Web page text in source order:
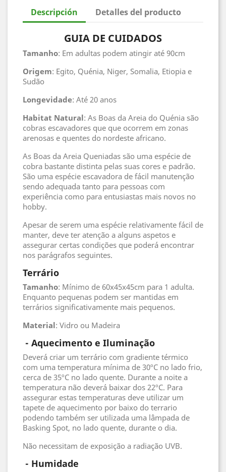
Descripción Detalles del producto
GUIA DE CUIDADOS
Tamanho: Em adultas podem atingir até 90cm
Origem: Egito, Quénia, Niger, Somalia, Etiopia e
Sudão
Longevidade: Até 20 anos
Habitat Natural: As Boas da Areia do Quénia são
cobras escavadores que que ocorrem em zonas
arenosas e quentes do nordeste africano.
As Boas da Areia Queniadas são uma espécie de
cobra bastante distinta pelas suas cores e padrão.
São uma espécie escavadora de fácil manutenção
sendo adequada tanto para pessoas com
experiência como para entusiastas mais novos no
hobby.
Apesar de serem uma espécie relativamente fácil de
manter, deve ter atenção a alguns aspetos e
assegurar certas condições que poderá encontrar
nos parágrafos seguintes.
Terrário
Tamanho: Mínimo de 60x45x45cm para 1 adulta.
Enquanto pequenas podem ser mantidas em
terrários significativamente mais pequenos.
Material: Vidro ou Madeira
- Aquecimento e Iluminação
Deverá criar um terrário com gradiente térmico
com uma temperatura mínima de 30ºC no lado frio,
cerca de 35ºC no lado quente. Durante a noite a
temperatura não deverá baixar dos 22ºC. Para
assegurar estas temperaturas deve utilizar um
tapete de aquecimento por baixo do terrario
podendo também ser utilizada uma lâmpada de
Basking Spot, no lado quente, durante o dia.
Não necessitam de exposição a radiação UVB.
- Humidade